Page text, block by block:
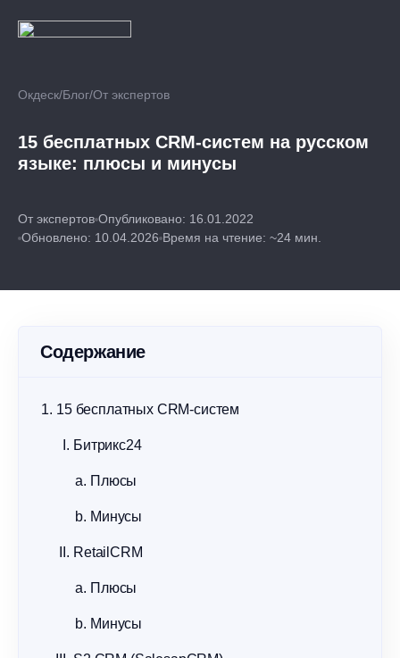
Окдеск/Блог/От экспертов
15 бесплатных CRM-систем на русском
языке: плюсы и минусы
От экспертов Опубликовано: 16.01.2022
Обновлено: 10.04.2026 Время на чтение: ~24 мин.
Содержание
15 бесплатных CRM-систем
Битрикс24
Плюсы
Минусы
RetailCRM
Плюсы
Минусы